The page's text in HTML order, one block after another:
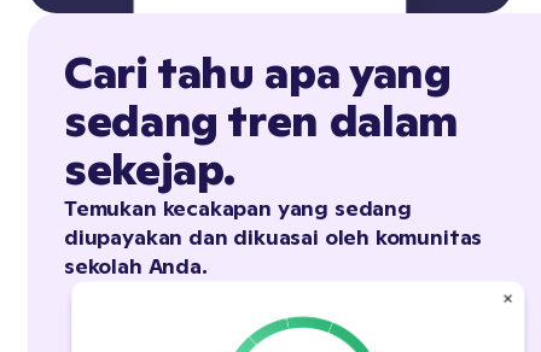
Cari tahu apa yang
sedang tren dalam
sekejap.
Temukan kecakapan yang sedang
diupayakan dan dikuasai oleh komunitas
sekolah Anda.